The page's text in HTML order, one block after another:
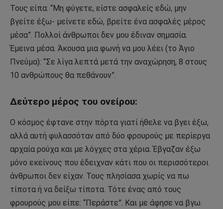
Τους είπα: “Μη φύγετε, είστε ασφαλείς εδώ, μην
βγείτε έξω- μείνετε εδώ, βρείτε ένα ασφαλές μέρος
μέσα”. Πολλοί άνθρωποι δεν μου έδιναν σημασία.
Έμεινα μέσα. Άκουσα μια φωνή να μου λέει (το Άγιο
Πνεύμα): “Σε λίγα λεπτά μετά την αναχώρηση, 8 στους
10 ανθρώπους θα πεθάνουν”.
Δεύτερο μέρος του ονείρου:
Ο κόσμος έφτανε στην πόρτα γιατί ήθελε να βγει έξω,
αλλά αυτή φυλασσόταν από δύο φρουρούς με περίεργα
αρχαία ρούχα και με λόγχες στα χέρια. Έβγαζαν έξω
μόνο εκείνους που έδειχναν κάτι που οι περισσότεροι
άνθρωποι δεν είχαν. Τους πλησίασα χωρίς να πω
τίποτα ή να δείξω τίποτα. Τότε ένας από τους
φρουρούς μου είπε: “Περάστε”. Και με άφησε να βγω.